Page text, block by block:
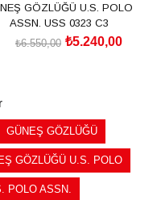
GÖZLÜĞÜ U.S. POLO
ASSN. USS 0323 C3
₺5.240,00
₺6.550,00
GÜNEŞ GÖZLÜĞÜ
GÖZLÜĞÜ U.S. POLO
POLO ASSN.